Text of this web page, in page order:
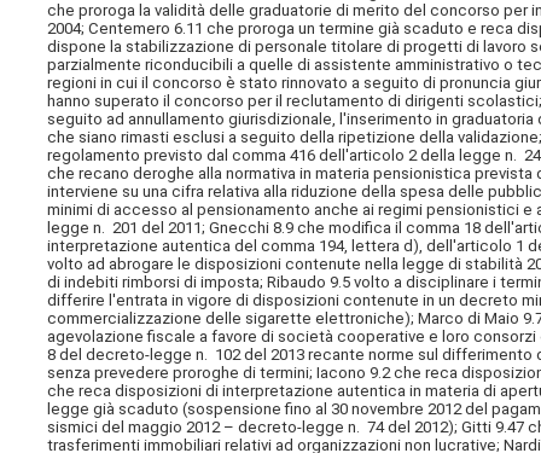
che proroga la validità delle graduatorie di merito del concorso
2004; Centemero 6.11 che proroga un termine già scaduto e reca
dispone la stabilizzazione di personale titolare di progetti di
parzialmente riconducibili a quelle di assistente amministrativo o
regioni in cui il concorso è stato rinnovato a seguito di pronuncia
hanno superato il concorso per il reclutamento di dirigenti
seguito ad annullamento giurisdizionale, l'inserimento in
che siano rimasti esclusi a seguito della ripetizione della
regolamento previsto dal comma 416 dell'articolo 2 della legge n.
che recano deroghe alla normativa in materia pensionistica
interviene su una cifra relativa alla riduzione della spesa delle
minimi di accesso al pensionamento anche ai regimi pensionistici
legge n. 201 del 2011; Gnecchi 8.9 che modifica il comma 18
interpretazione autentica del comma 194, lettera d), dell'articolo 1
volto ad abrogare le disposizioni contenute nella legge di stabilità
di indebiti rimborsi di imposta; Ribaudo 9.5 volto a disciplinare i
differire l'entrata in vigore di disposizioni contenute in un decreto
commercializzazione delle sigarette elettroniche); Marco di Maio
agevolazione fiscale a favore di società cooperative e loro
8 del decreto-legge n. 102 del 2013 recante norme sul
senza prevedere proroghe di termini; Iacono 9.2 che reca
che reca disposizioni di interpretazione autentica in materia di
legge già scaduto (sospensione fino al 30 novembre 2012 del
sismici del maggio 2012 – decreto-legge n. 74 del 2012); Gitti
trasferimenti immobiliari relativi ad organizzazioni non lucrative;